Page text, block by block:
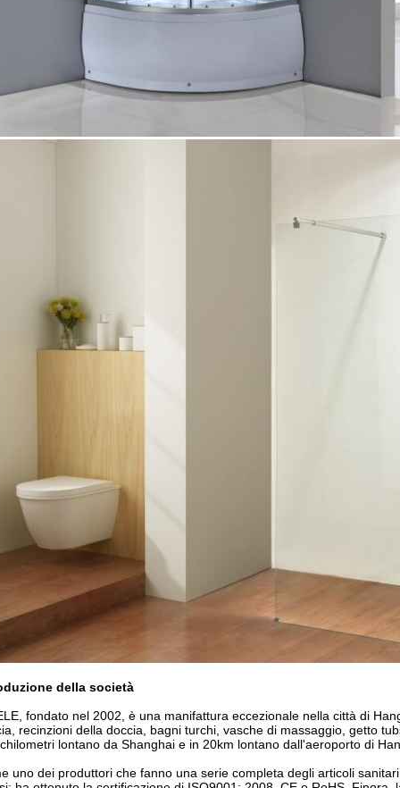
della società
fondato nel 2002, è una manifattura eccezionale nella città di
recinzioni della doccia, bagni turchi, vasche di massaggio, getto
lontano da Shanghai e in 20km lontano dall'aeroporto di
uno dei produttori che fanno una serie completa degli articoli